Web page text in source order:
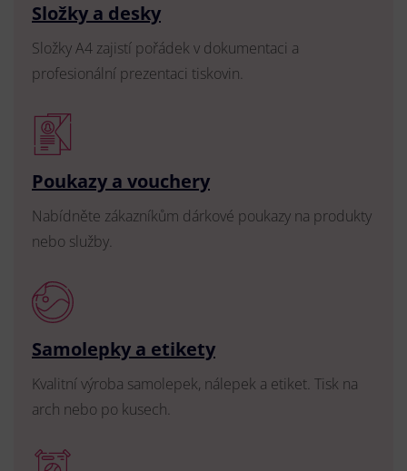
Složky a desky
Složky A4 zajistí pořádek v dokumentaci a
profesionální prezentaci tiskovin.
Poukazy a vouchery
Nabídněte zákazníkům dárkové poukazy na produkty
nebo služby.
Samolepky a etikety
Kvalitní výroba samolepek, nálepek a etiket. Tisk na
arch nebo po kusech.